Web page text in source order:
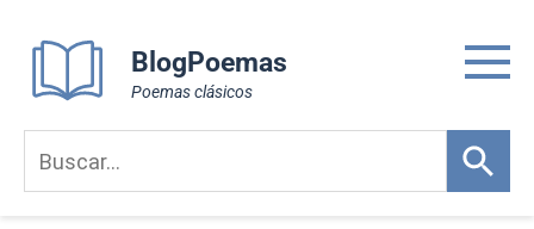
content
BlogPoemas
Poemas clásicos